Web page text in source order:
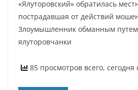
«Ялуторовский» обратилась
пострадавшая от действий
Злоумышленник обманным путем
ялуторовчанки
85 просмотров всего,